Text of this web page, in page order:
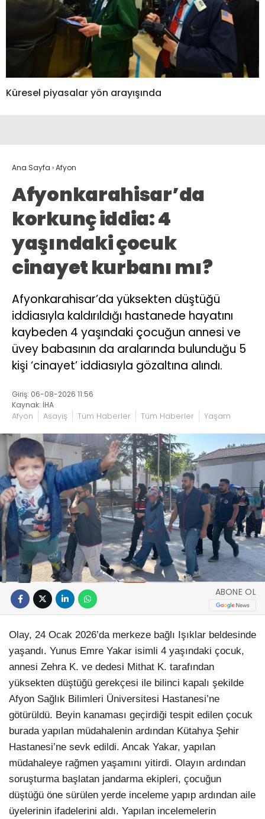
Küresel piyasalar yön arayışında
Ana Sayfa ›Afyon
Afyonkarahisar’da
korkunç iddia: 4
yaşındaki çocuk
cinayet kurbanı mı?
Afyonkarahisar’da yüksekten düştüğü
iddiasıyla kaldırıldığı hastanede hayatını
kaybeden 4 yaşındaki çocuğun annesi ve
üvey babasının da aralarında bulunduğu 5
kişi ‘cinayet’ iddiasıyla gözaltına alındı.
Giriş: 06-08-2026 11:56
Kaynak: İHA
Afyon Asayiş Tüm Haberler Tüm Haberler Yaşam
ABONE OL
Olay, 24 Ocak 2026’da merkeze bağlı Işıklar beldesinde
yaşandı. Yunus Emre Yakar isimli 4 yaşındaki çocuk,
annesi Zehra K. ve dedesi Mithat K. tarafından
yüksekten düştüğü gerekçesi ile bilinci kapalı şekilde
Afyon Sağlık Bilimleri Üniversitesi Hastanesi’ne
götürüldü. Beyin kanaması geçirdiği tespit edilen çocuk
burada yapılan müdahalenin ardından Kütahya Şehir
Hastanesi’ne sevk edildi. Ancak Yakar, yapılan
müdahaleye rağmen yaşamını yitirdi. Olayın ardından
soruşturma başlatan jandarma ekipleri, çocuğun
düştüğü öne sürülen yerde inceleme yapıp ardından aile
üyelerinin ifadelerini aldı. Yapılan incelemelerin